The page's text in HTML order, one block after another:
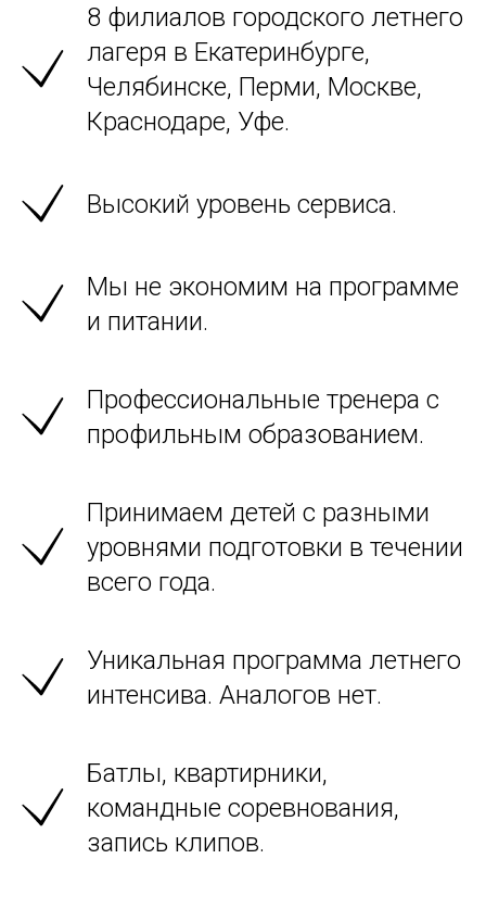
8 филиалов городского летнего
лагеря в Екатеринбурге,
Челябинске, Перми, Москве,
Краснодаре, Уфе.
Высокий уровень сервиса.
Мы не экономим на программе
и питании.
Профессиональные тренера с
профильным образованием.
Принимаем детей с разными
уровнями подготовки в течении
всего года.
Уникальная программа летнего
интенсива. Аналогов нет.
Батлы, квартирники,
командные соревнования,
запись клипов.